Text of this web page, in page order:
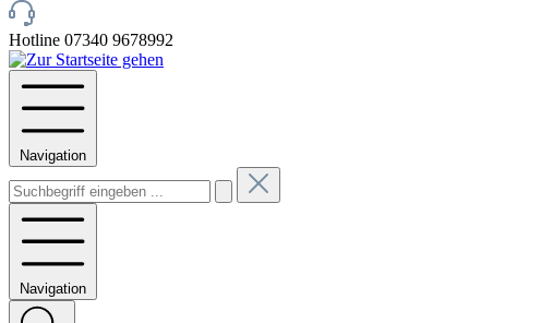
Hotline 07340 9678992
Navigation
Navigation